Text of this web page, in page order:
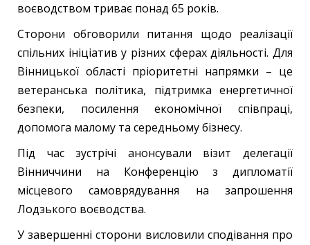
воєводством триває понад 65 років.
Сторони обговорили питання щодо реалізації
спільних ініціатив у різних сферах діяльності. Для
Вінницької області пріоритетні напрямки – це
ветеранська політика, підтримка енергетичної
безпеки, посилення економічної співпраці,
допомога малому та середньому бізнесу.
Під час зустрічі анонсували візит делегації
Вінниччини на Конференцію з дипломатії
місцевого самоврядування на запрошення
Лодзького воєводства.
У завершенні сторони висловили сподівання про